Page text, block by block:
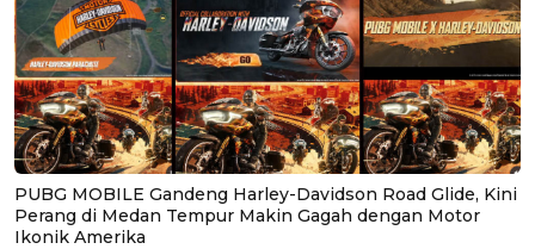
PUBG MOBILE Gandeng Harley-Davidson Road Glide, Kini
Perang di Medan Tempur Makin Gagah dengan Motor
Ikonik Amerika